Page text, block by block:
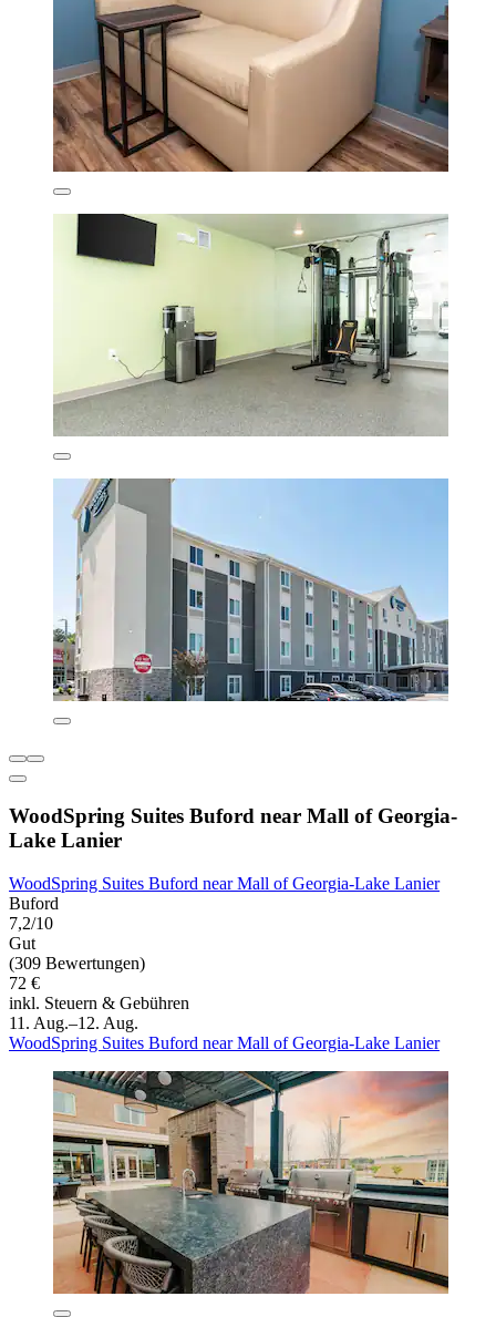
WoodSpring Suites Buford near Mall of Georgia-
Lake Lanier
WoodSpring Suites Buford near Mall of Georgia-Lake Lanier
Buford
7,2/10
Gut
(309 Bewertungen)
72 €
inkl. Steuern & Gebühren
11. Aug.–12. Aug.
WoodSpring Suites Buford near Mall of Georgia-Lake Lanier